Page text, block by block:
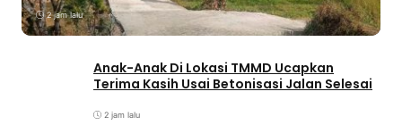
2 jam lalu
Anak-Anak Di Lokasi TMMD Ucapkan
Terima Kasih Usai Betonisasi Jalan Selesai
2 jam lalu